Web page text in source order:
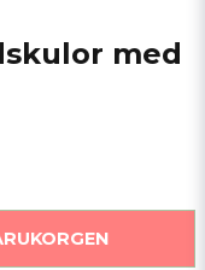
med